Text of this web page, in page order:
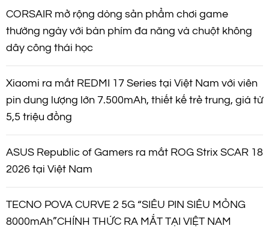
CORSAIR mở rộng dòng sản phẩm chơi game
thường ngày với bàn phím đa năng và chuột không
dây công thái học
Xiaomi ra mắt REDMI 17 Series tại Việt Nam với viên
pin dung lượng lớn 7.500mAh, thiết kế trẻ trung, giá từ
5,5 triệu đồng
ASUS Republic of Gamers ra mắt ROG Strix SCAR 18
2026 tại Việt Nam
TECNO POVA CURVE 2 5G “SIÊU PIN SIÊU MỎNG
8000mAh”CHÍNH THỨC RA MẮT TẠI VIỆT NAM